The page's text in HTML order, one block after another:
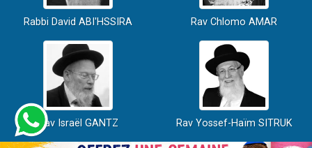
Rabbi David ABI'HSSIRA Rav Chlomo AMAR
Rav Israël GANTZ Rav Yossef-Haïm SITRUK